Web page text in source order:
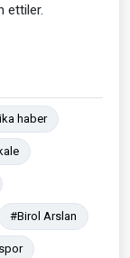
ettiler.
haber
#Birol Arslan